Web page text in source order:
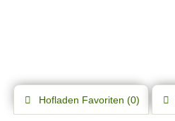
Hofladen Favoriten (0)